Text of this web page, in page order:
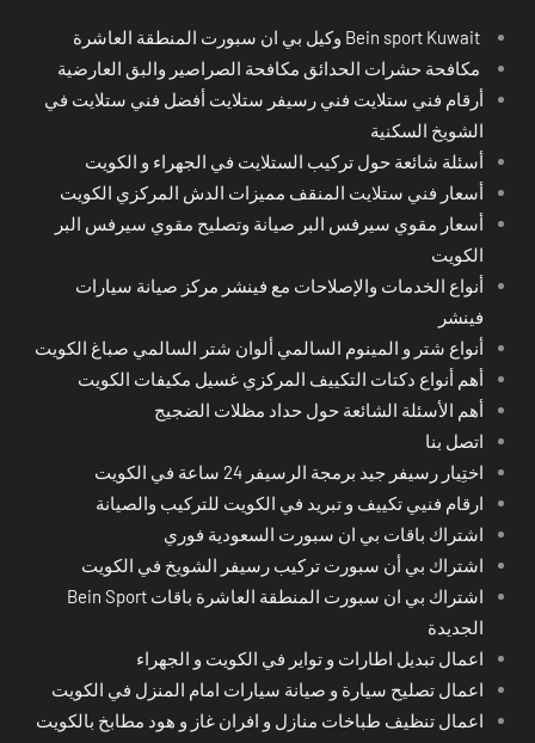
مكافحة حشرات الحدائق مكافحة الصراصير والبق العارضية
أرقام فني ستلايت فني رسيفر ستلايت أفضل فني ستلايت في
الشويخ السكنية
أسئلة شائعة حول تركيب الستلايت في الجهراء و الكويت
أسعار فني ستلايت المنقف مميزات الدش المركزي الكويت
أسعار مقوي سيرفس البر صيانة وتصليح مقوي سيرفس البر
الكويت
أنواع الخدمات والإصلاحات مع فينشر مركز صيانة سيارات
فينشر
أنواع شتر و المينوم السالمي ألوان شتر السالمي صباغ الكويت
أهم أنواع دكتات التكييف المركزي غسيل مكيفات الكويت
أهم الأسئلة الشائعة حول حداد مظلات الضجيج
اتصل بنا
اختِيار رسيفر جيد برمجة الرسيفر 24 ساعة في الكويت
ارقام فنيي تكييف و تبريد في الكويت للتركيب والصيانة
اشتراك باقات بي ان سبورت السعودية فوري
اشتراك بي أن سبورت تركيب رسيفر الشويخ في الكويت
اشتراك بي ان سبورت المنطقة العاشرة باقات Bein Sport
الجديدة
اعمال تبديل اطارات و تواير في الكويت و الجهراء
اعمال تصليح سيارة و صيانة سيارات امام المنزل في الكويت
اعمال تنظيف طباخات منازل و افران غاز و هود مطابخ بالكويت